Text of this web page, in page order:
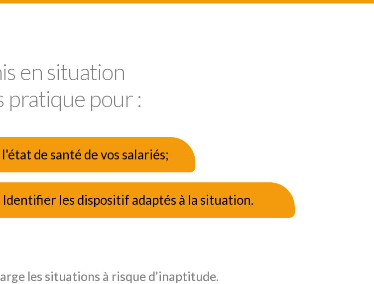
en situation
pratique pour :
de santé de vos salariés;
Identifier les dispositif adaptés à la situation.
les situations à risque d’inaptitude.